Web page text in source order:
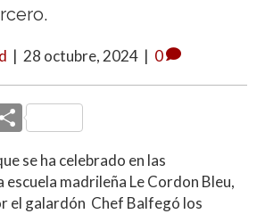
| 28 octubre, 2024 | 0
C
m
p
se ha celebrado en las
escuela madrileña Le Cordon Bleu,
el galardón Chef Balfegó los